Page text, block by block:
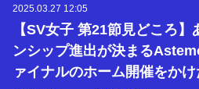
2025.03.27 12:05
【SV女子 第21節見どころ
ンシップ進出が決まる
ァイナルのホーム開催をか